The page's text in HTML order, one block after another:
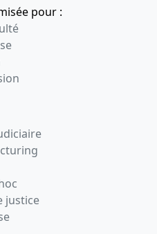
pour :
justice